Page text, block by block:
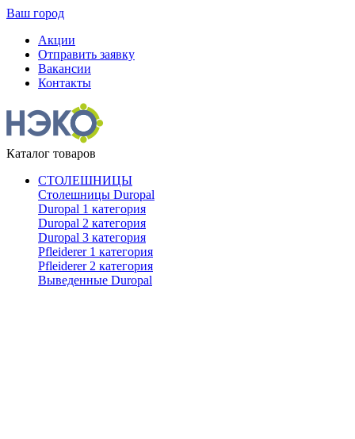
Ваш город
Акции
Отправить заявку
Вакансии
Контакты
Каталог товаров
СТОЛЕШНИЦЫ
Столешницы Duropal
Duropal 1 категория
Duropal 2 категория
Duropal 3 категория
Pfleiderer 1 категория
Pfleiderer 2 категория
Выведенные Duropal